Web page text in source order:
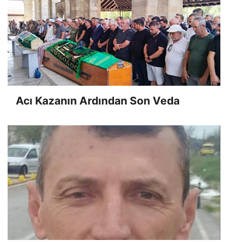
Acı Kazanın Ardından Son Veda